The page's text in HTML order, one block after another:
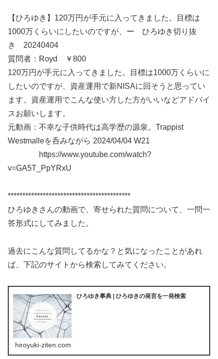
【ひろゆき】120万円が手元に入ってきました。目標は
1000万くらいにしたいのですが、ー ひろゆき切り抜
き 20240404
質問者：Royd ￥800
120万円が手元に入ってきました。目標は1000万くらいに
したいのですが、資産運用で新NISAに回そうと思ってい
ます。資産運用でこんな使い方した方がいいなどアドバイ
スお願いします。
元動画：不幸な子供時代は高学歴の源泉。Trappist
Westmalleを呑みながら 2024/04/04 W21
https://www.youtube.com/watch?
v=GA5T_PpYRxU
******************************************
ひろゆきさんの動画で、寄せられた質問について、一問一
答形式にしてみました。
過去にこんな質問してるかな？と気になったことがあれ
ば、下記のサイトから検索してみてください。
ひろゆき事典 | ひろゆきの発言を一発検索
hiroyuki-ziten.com